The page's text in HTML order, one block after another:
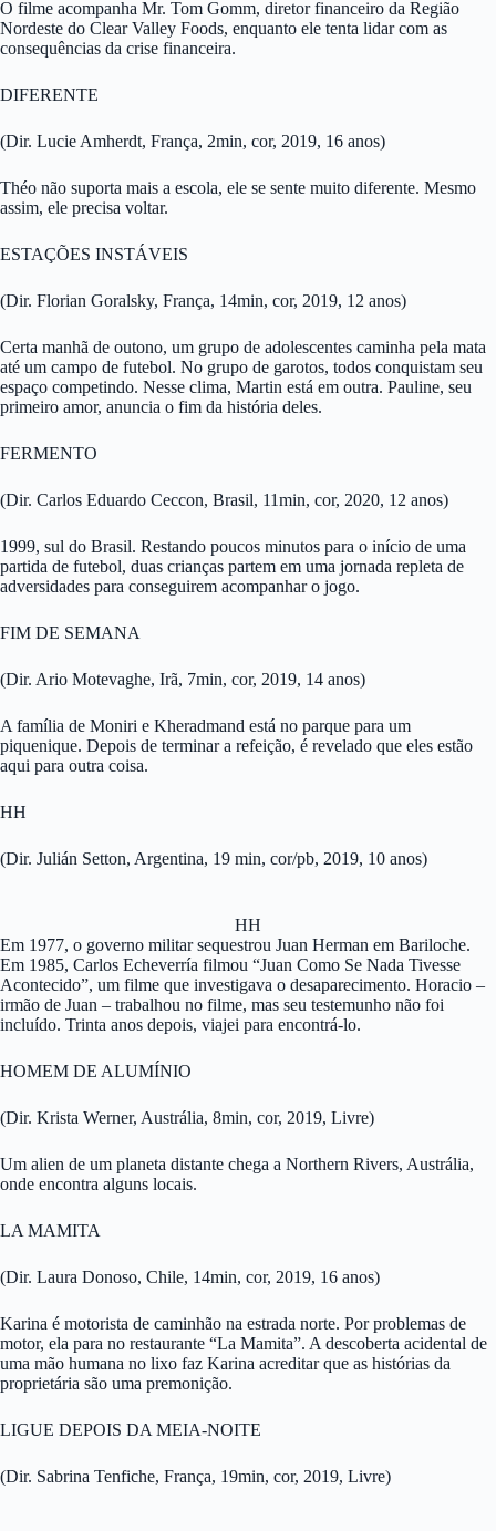
O filme acompanha Mr. Tom Gomm, diretor financeiro da Região
Nordeste do Clear Valley Foods, enquanto ele tenta lidar com as
consequências da crise financeira.
DIFERENTE
(Dir. Lucie Amherdt, França, 2min, cor, 2019, 16 anos)
Théo não suporta mais a escola, ele se sente muito diferente. Mesmo
assim, ele precisa voltar.
ESTAÇÕES INSTÁVEIS
(Dir. Florian Goralsky, França, 14min, cor, 2019, 12 anos)
Certa manhã de outono, um grupo de adolescentes caminha pela mata
até um campo de futebol. No grupo de garotos, todos conquistam seu
espaço competindo. Nesse clima, Martin está em outra. Pauline, seu
primeiro amor, anuncia o fim da história deles.
FERMENTO
(Dir. Carlos Eduardo Ceccon, Brasil, 11min, cor, 2020, 12 anos)
1999, sul do Brasil. Restando poucos minutos para o início de uma
partida de futebol, duas crianças partem em uma jornada repleta de
adversidades para conseguirem acompanhar o jogo.
FIM DE SEMANA
(Dir. Ario Motevaghe, Irã, 7min, cor, 2019, 14 anos)
A família de Moniri e Kheradmand está no parque para um
piquenique. Depois de terminar a refeição, é revelado que eles estão
aqui para outra coisa.
HH
(Dir. Julián Setton, Argentina, 19 min, cor/pb, 2019, 10 anos)
HH
Em 1977, o governo militar sequestrou Juan Herman em Bariloche.
Em 1985, Carlos Echeverría filmou “Juan Como Se Nada Tivesse
Acontecido”, um filme que investigava o desaparecimento. Horacio –
irmão de Juan – trabalhou no filme, mas seu testemunho não foi
incluído. Trinta anos depois, viajei para encontrá-lo.
HOMEM DE ALUMÍNIO
(Dir. Krista Werner, Austrália, 8min, cor, 2019, Livre)
Um alien de um planeta distante chega a Northern Rivers, Austrália,
onde encontra alguns locais.
LA MAMITA
(Dir. Laura Donoso, Chile, 14min, cor, 2019, 16 anos)
Karina é motorista de caminhão na estrada norte. Por problemas de
motor, ela para no restaurante “La Mamita”. A descoberta acidental de
uma mão humana no lixo faz Karina acreditar que as histórias da
proprietária são uma premonição.
LIGUE DEPOIS DA MEIA-NOITE
(Dir. Sabrina Tenfiche, França, 19min, cor, 2019, Livre)